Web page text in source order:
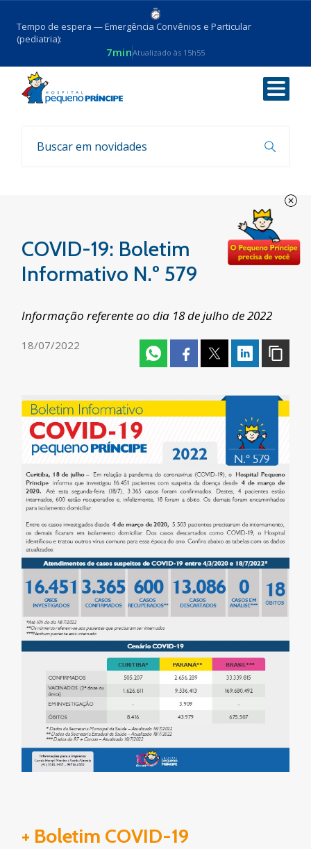
Tempo de espera — Emergência Convênios e Particular
(pediatria):
7minAtualizado às 15h55
Voltar
Boletim COVID-19
COVID-19: Boletim
Informativo N.º 579
Informação referente ao dia 18 de julho de 2022
18/07/2022
+ Boletim COVID-19